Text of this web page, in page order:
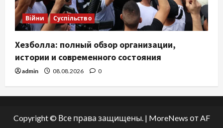
Війни Суспільство
Хезболла: полный обзор организации,
истории и современного состояния
admin 08.08.2026 0
Copyright © Все права защищены. | MoreNews от AF